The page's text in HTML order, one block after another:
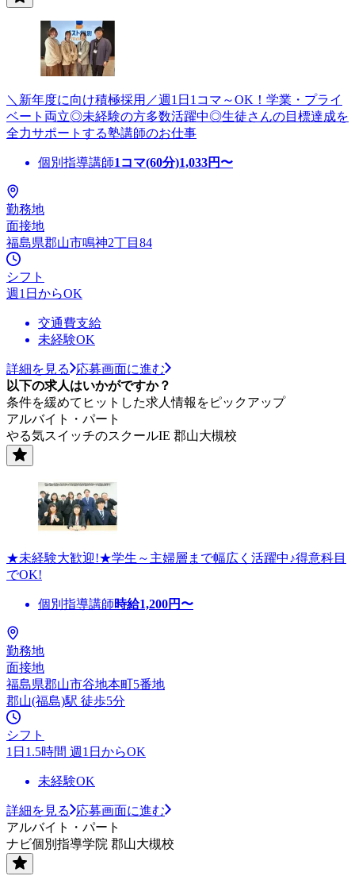
＼新年度に向け積極採用／週1日1コマ～OK！学業・プライ
ベート両立◎未経験の方多数活躍中◎生徒さんの目標達成を
全力サポートする塾講師のお仕事
個別指導講師1コマ(60分)1,033円〜
勤務地
面接地
福島県郡山市鳴神2丁目84
シフト
週1日からOK
交通費支給
未経験OK
詳細を見る
応募画面に進む
以下の求人はいかがですか？
条件を緩めてヒットした求人情報をピックアップ
アルバイト・パート
やる気スイッチのスクールIE 郡山大槻校
★未経験大歓迎!★学生～主婦層まで幅広く活躍中♪得意科目
でOK!
個別指導講師時給1,200円〜
勤務地
面接地
福島県郡山市谷地本町5番地
郡山(福島)駅 徒歩5分
シフト
1日1.5時間 週1日からOK
未経験OK
詳細を見る
応募画面に進む
アルバイト・パート
ナビ個別指導学院 郡山大槻校